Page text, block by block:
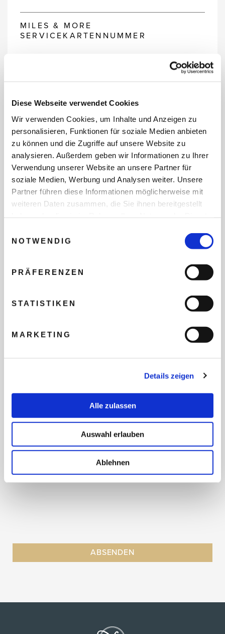
Diese Webseite verwendet Cookies
Wir verwenden Cookies, um Inhalte und Anzeigen zu
personalisieren, Funktionen für soziale Medien anbieten
zu können und die Zugriffe auf unsere Website zu
analysieren. Außerdem geben wir Informationen zu Ihrer
Verwendung unserer Website an unsere Partner für
soziale Medien, Werbung und Analysen weiter. Unsere
Partner führen diese Informationen möglicherweise mit
weiteren Daten zusammen, die Sie ihnen bereitgestellt
NOTWENDIG
PRÄFERENZEN
STATISTIKEN
MARKETING
Details zeigen
Alle zulassen
Auswahl erlauben
Ablehnen
MILES & MORE
SERVICEKARTENNUMMER
REISEDATEN
REISEZEITRAUM
ANZAHL ERWACHSENE
ANZAHL KINDER
TEILNEHMER
FRAGEN UND WÜNSCHE